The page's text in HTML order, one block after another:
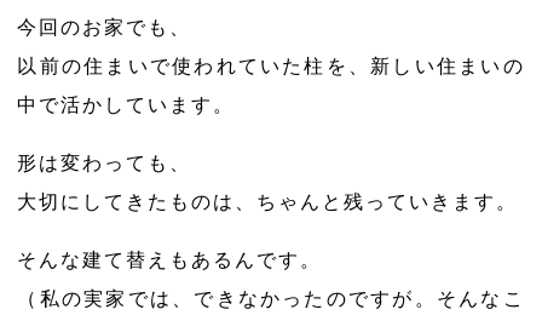
今回のお家でも、
以前の住まいで使われていた柱を、新しい住まいの
中で活かしています。
形は変わっても、
大切にしてきたものは、ちゃんと残っていきます。
そんな建て替えもあるんです。
（私の実家では、できなかったのですが。そんなこ